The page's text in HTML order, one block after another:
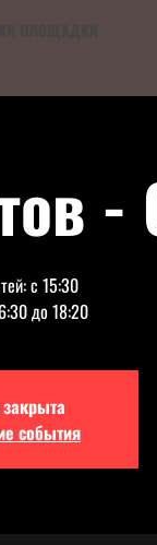
-
с 15:30
до 18:20
события